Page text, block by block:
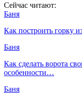
Сейчас читают:
Баня
Как построить горку
Баня
Как сделать ворота
особенности…
Баня